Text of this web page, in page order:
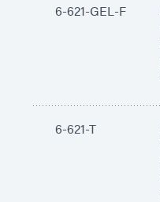
6-621-GEL-F
6-621-T